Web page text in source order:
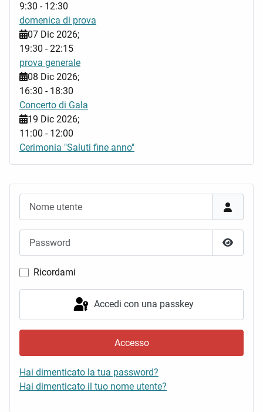
Mostra
Ricordami
Accedi con una passkey
Accesso
Hai dimenticato la tua password?
Hai dimenticato il tuo nome utente?
9:30 - 12:30
domenica di prova
07 Dic 2026;
19:30 -22:15
prova generale
08 Dic 2026;
16:30 - 18:30
Concerto di Gala
19 Dic 2026;
11:00 - 12:00
Cerimonia "Saluti fine anno"